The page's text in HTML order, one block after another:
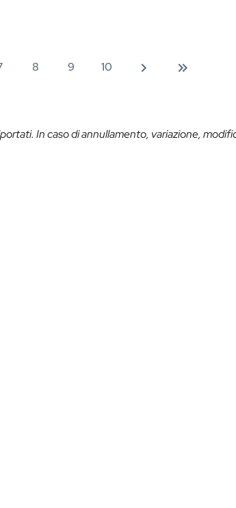
8 9 10
In caso di annullamento, variazione,